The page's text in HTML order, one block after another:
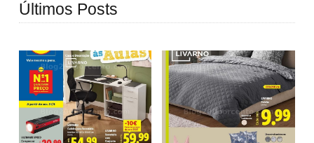
Últimos Posts